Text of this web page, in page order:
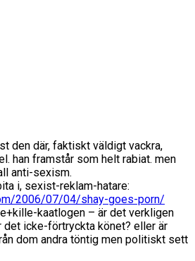
den där, faktiskt väldigt vackra,
han framstår som helt rabiat. men
anti-sexism.
i, sexist-reklam-hatare:
2006/07/04/shay-goes-porn/
kaatlogen – är det verkligen
icke-förtryckta könet? eller är
dom andra töntig men politiskt sett